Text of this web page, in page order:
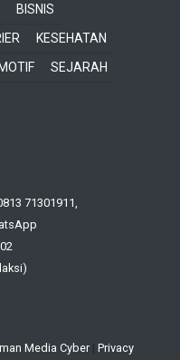
BISNIS
KESEHATAN
SEJARAH
71301911,
Media Cyber Privacy